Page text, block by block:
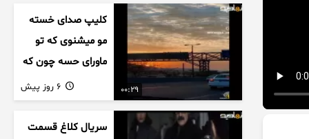
00:29
کلیپ صدای خسته
مو میشنوی که تو
ماورای حسه چون که
داریم می رسیم به
اخرای قصه
سریال کلاغ قسمت